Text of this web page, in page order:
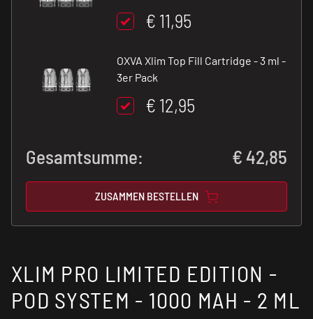
€ 11,95
OXVA Xlim Top Fill Cartridge - 3 ml -
3er Pack
€ 12,95
Gesamtsumme: €42,85
ZUSAMMEN BESTELLEN
XLIM PRO LIMITED EDITION -
POD SYSTEM - 1000 MAH - 2 ML